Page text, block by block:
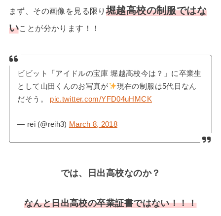
まず、その画像を見る限り堀越高校の制服ではな
いことが分かります！！
ビビット「アイドルの宝庫 堀越高校今は？」に卒業生
として山田くんのお写真が
現在の制服は5代目なん
だそう。 pic.twitter.com/YFD04uHMCK
— rei (@reih3) March 8, 2018
では、日出高校なのか？
なんと日出高校の卒業証書ではない！！！